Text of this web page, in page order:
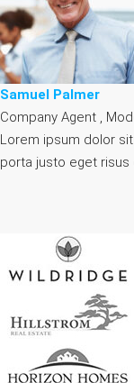
Samuel Palmer
Company Agent ,
Lorem ipsum dolor
porta justo eget